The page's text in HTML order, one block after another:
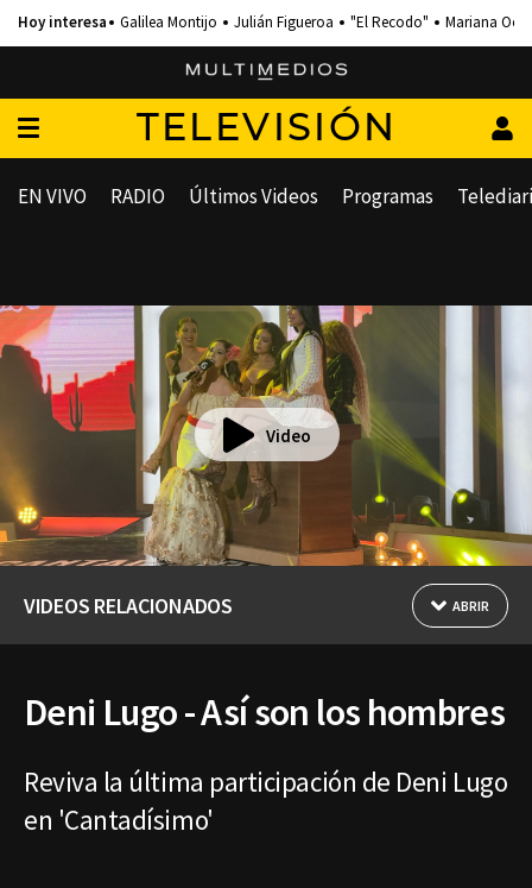
Galilea Montijo Julián Figueroa "El Recodo" Mariana
TELEVISIÓN
EN VIVO RADIO Últimos Videos Programas
Video
VIDEOS RELACIONADOS ABRIR
Deni Lugo - Así son los hombres
Reviva la última participación de Deni Lugo
en 'Cantadísimo'